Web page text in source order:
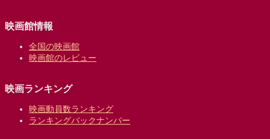
映画館情報
全国の映画館
映画館のレビュー
映画ランキング
映画動員数ランキング
ランキングバックナンバー